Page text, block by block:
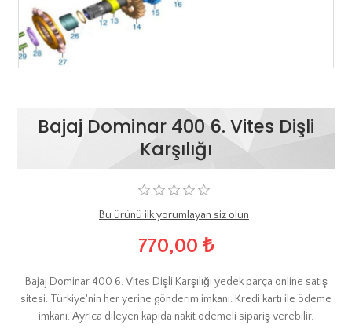
Bajaj Dominar 400 6. Vites Dişli
Karşılığı
Bu ürünü ilk yorumlayan siz olun
770,00 ₺
Bajaj Dominar 400 6. Vites Dişli Karşılığı yedek parça online satış
sitesi. Türkiye'nin her yerine gönderim imkanı. Kredi kartı ile ödeme
imkanı. Ayrıca dileyen kapıda nakit ödemeli sipariş verebilir.